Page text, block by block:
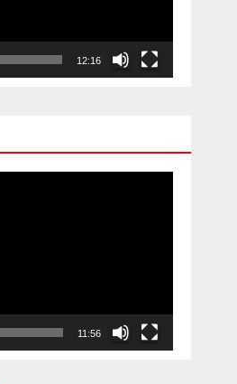
12:16
11:56